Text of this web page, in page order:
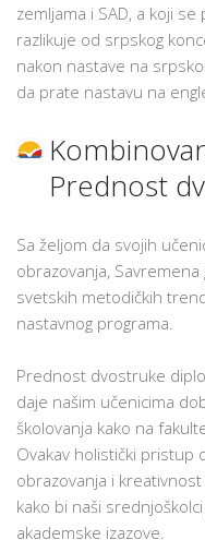
zemljama i SAD, a koji
razlikuje od srpskog
nakon nastave na
da prate nastavu na
Prednost
Sa željom da svojih
obrazovanja,
svetskih metodičkih
nastavnog programa.
Prednost dvostruke
daje našim učenicima
školovanja kako na
Ovakav holistički pristup
obrazovanja i
kako bi naši
akademske izazove.